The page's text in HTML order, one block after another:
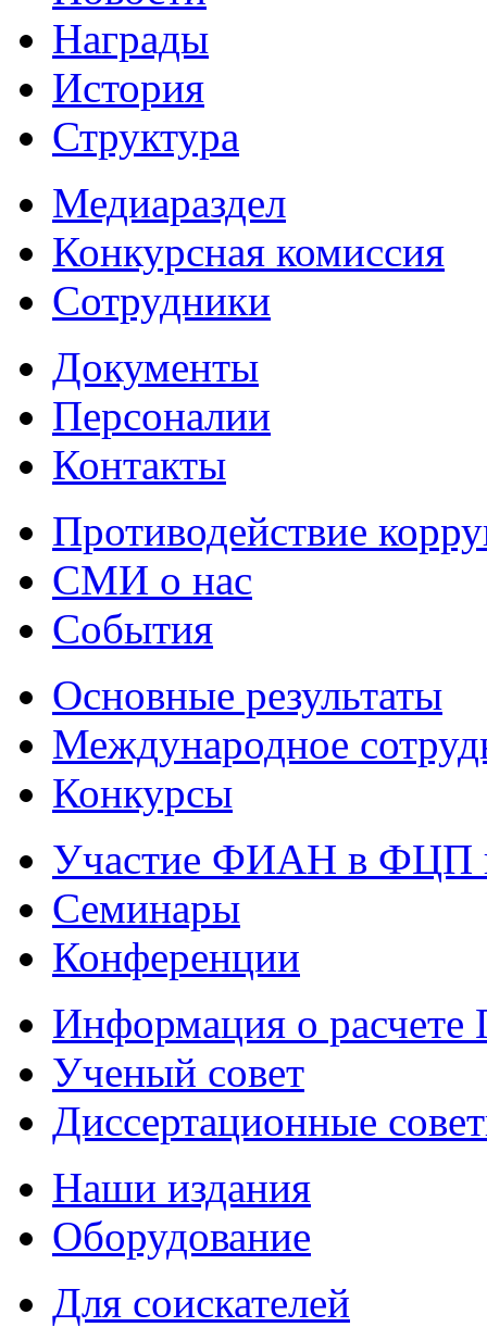
Награды
История
Структура
Медиараздел
Конкурсная комиссия
Сотрудники
Документы
Персоналии
Контакты
Противодействие
СМИ о нас
События
Основные результаты
Международное
Конкурсы
Участие ФИАН в ФЦП
Семинары
Конференции
Информация о
Ученый совет
Диссертационные
Наши издания
Оборудование
Для соискателей